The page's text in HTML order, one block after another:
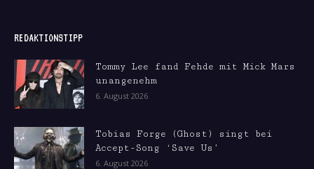
REDAKTIONSTIPP
Tommy Lee fand Fehde mit Mick Mars
unangenehm
6. August 2026
Tobias Forge (Ghost) singt bei
Accept-Song ‘Save Us’
6. August 2026